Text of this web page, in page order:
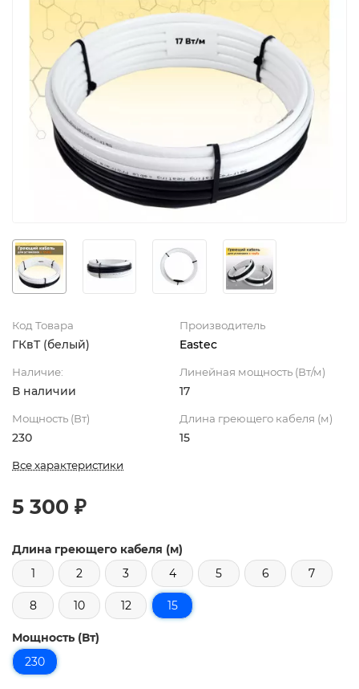
Код Товара
ГКвТ (белый)
Производитель
Eastec
Наличие:
В наличии
Линейная мощность (Вт/м)
17
Мощность (Вт)
230
Длина греющего кабеля (м)
15
Все характеристики
5 300 ₽
Длина греющего кабеля (м)
1
2 3 4 5 6 7
8 10 12 15
Мощность (Вт)
230